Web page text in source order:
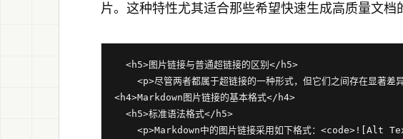
片。这种特性尤其适合那些希望快速生成高质量文档
  <h5>图片链接与普通超链接的区别</h5>
<p>尽管两者都属于超链接的一种形式，但它们之间存在显著差
<h4>Markdown图片链接的基本格式</h4>
  <h5>标准语法格式</h5>
<p>Markdown中的图片链接采用如下格式：<code>![Alt